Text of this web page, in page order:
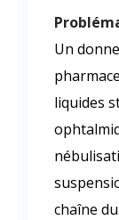
Un
liquides
chaîne